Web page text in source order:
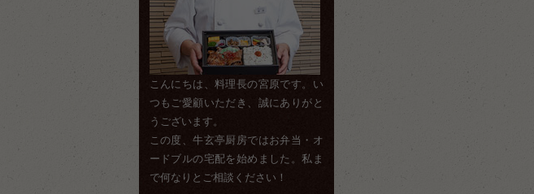
こんにちは、料理長の宮原です。い
つもご愛顧いただき、誠にありがと
うございます。
この度、牛玄亭厨房ではお弁当・オ
ードブルの宅配を始めました。私ま
で何なりとご相談ください！